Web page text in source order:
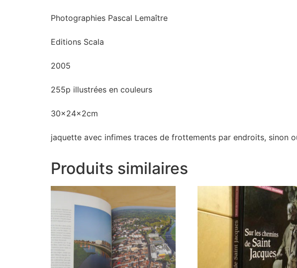
Photographies Pascal Lemaître
Editions Scala
2005
255p illustrées en couleurs
30x24x2cm
jaquette avec infimes traces de frottements par endroits, sinon
Produits similaires